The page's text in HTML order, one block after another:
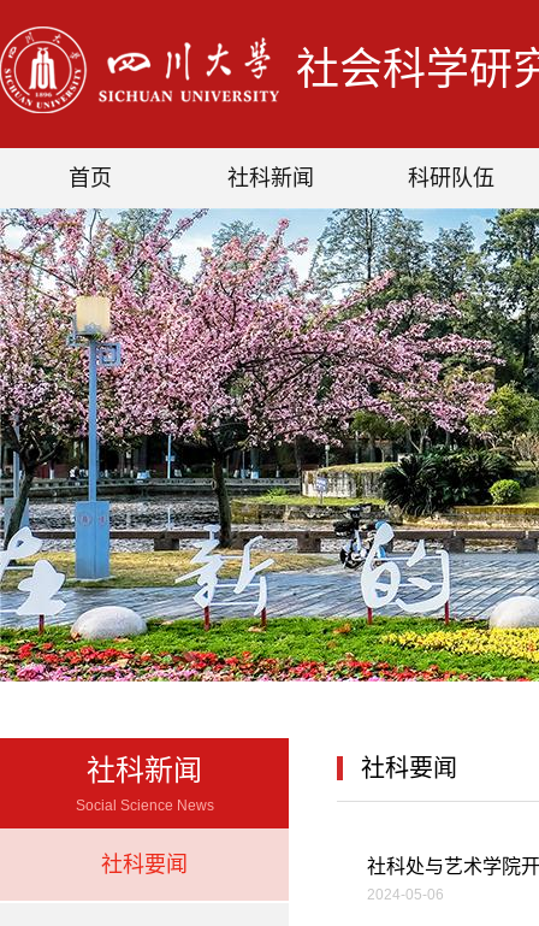
社会科学研
首页 社科新闻 科研队伍
社科新闻
Social Science News
社科要闻
社科要闻
社科处与艺术学院
2024-05-06